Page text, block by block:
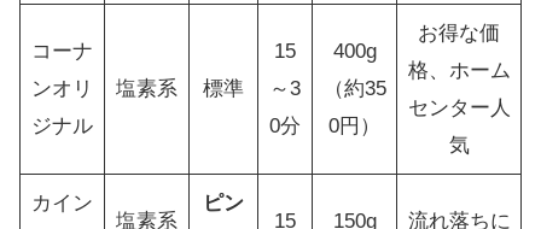
コーナ
ンオリ
ジナル
塩素系 標準
15
～3
0分
400g
（約35
0円）
お得な価
格、ホーム
センター人
気
カイン
塩素系
ピン
15
150g
流れ落ちに